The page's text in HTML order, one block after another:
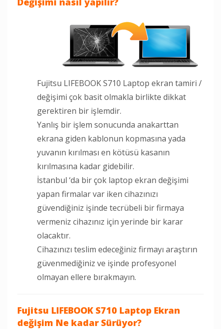
Fujitsu LIFEBOOK S710 Laptop ekran tamiri /
değişimi çok basit olmakla birlikte dikkat
gerektiren bir işlemdir.
Yanlış bir işlem sonucunda anakarttan
ekrana giden kablonun kopmasına yada
yuvanın kırılması en kötüsü kasanın
kırılmasına kadar gidebilir.
İstanbul ‘da bir çok laptop ekran değişimi
yapan firmalar var iken cihazınızı
güvendiğiniz işinde tecrübeli bir firmaya
vermeniz cihazınız için yerinde bir karar
olacaktır.
Cihazınızı teslim edeceğiniz firmayı araştırın
güvenmediğiniz ve işinde profesyonel
olmayan ellere bırakmayın.
Fujitsu LIFEBOOK S710 Laptop Ekran
değişim Ne kadar Sürüyor?